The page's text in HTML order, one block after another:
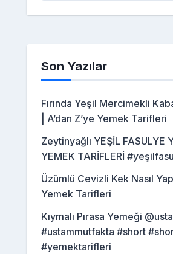
Son Yazılar
Fırında Yeşil Mercimekli
| A’dan Z’ye Yemek Tarifleri
Zeytinyağlı YEŞİL FASULYE
YEMEK TARİFLERİ
Üzümlü Cevizli Kek Nasıl
Yemek Tarifleri
Kıymalı Pırasa Yemeği
#ustammutfakta #short
#yemektarifleri